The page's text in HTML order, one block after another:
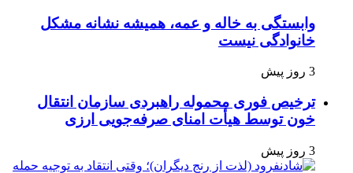
وابستگی به خاله و عمه، همیشه نشانه مشکل
خانوادگی نیست
3 روز پیش
ترخیص فوری محموله راهبردی سازمان انتقال
خون توسط هیأت امنای صرفه‌جویی ارزی
3 روز پیش